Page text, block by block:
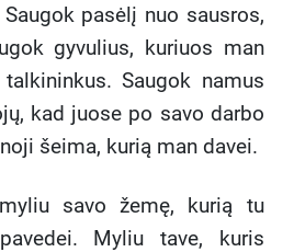
pasėlį nuo sausros,
gyvulius, kuriuos man
Saugok namus
kad juose po savo darbo
šeima, kurią man davei.
savo žemę, kurią tu
Myliu tave, kuris